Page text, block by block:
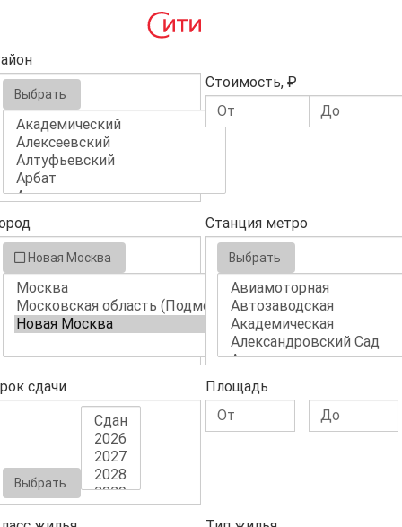
Выбрать
Стоимость, ₽
Новая Москва
Станция метро
Выбрать
сдачи
Выбрать
Площадь